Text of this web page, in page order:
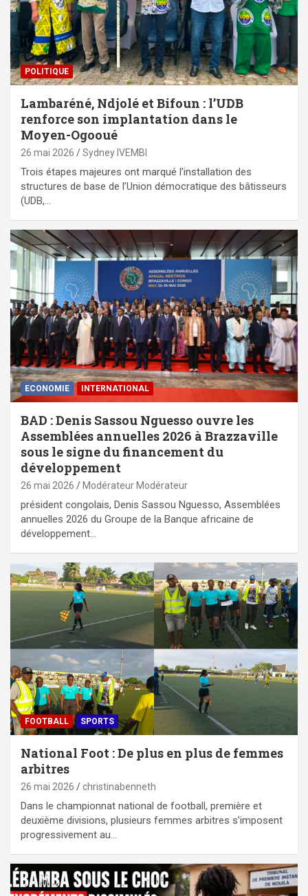
POLITIQUE
Lambaréné, Ndjolé et Bifoun : l’UDB
renforce son implantation dans le
Moyen-Ogooué
26 mai 2026 Sydney IVEMBI
Trois étapes majeures ont marqué l’installation des
structures de base de l’Union démocratique des bâtisseurs
(UDB,…
ECONOMIE INTERNATIONAL
BAD : Denis Sassou Nguesso ouvre les
Assemblées annuelles 2026 à Brazzaville
sous le signe du financement du
développement
26 mai 2026 Modérateur Modérateur
président congolais, Denis Sassou Nguesso, Assemblées
annuelles 2026 du Groupe de la Banque africaine de
développement…
FOOTBALL SPORTS
National Foot : De plus en plus de femmes
arbitres
26 mai 2026 christinabenneth
Dans le championnat national de football, première et
deuxième divisions, plusieurs femmes arbitres s’imposent
progressivement au…